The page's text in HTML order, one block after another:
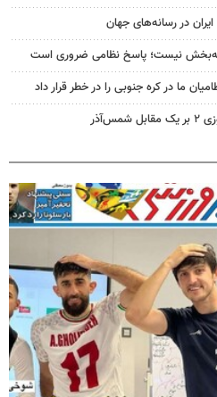
در رسانه‌های جهان
نیست؛ پاسخ نظامی ضروری است
ما در کره جنوبی را در خطر قرار داد